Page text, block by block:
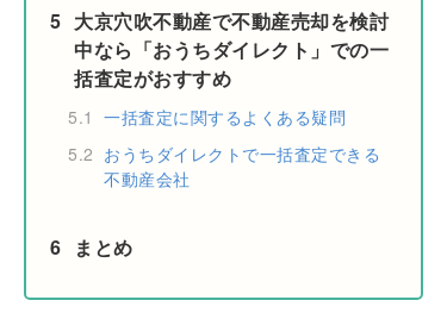
5 大京穴吹不動産で不動産売却を検討
中なら「おうちダイレクト」での一
括査定がおすすめ
5.1 一括査定に関するよくある疑問
5.2 おうちダイレクトで一括査定できる
不動産会社
6 まとめ